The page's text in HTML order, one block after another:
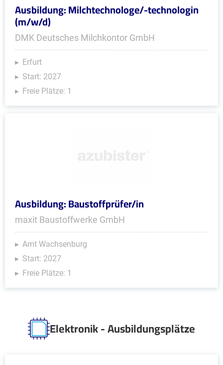
Ausbildung: Milchtechnologe/-technologin
(m/w/d)
DMK Deutsches Milchkontor GmbH
Erfurt
Start: 2027
Freie Plätze: 1
Ausbildung: Baustoffprüfer/in
maxit Baustoffwerke GmbH
Amt Wachsenburg
Start: 2027
Freie Plätze: 1
Elektronik - Ausbildungsplätze